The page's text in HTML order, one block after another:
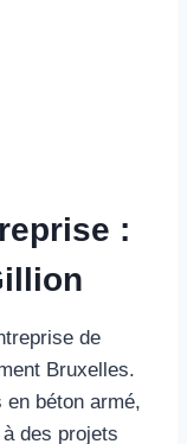
:
de
Bruxelles.
béton armé,
des projets